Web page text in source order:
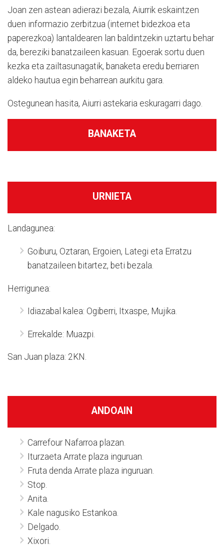
Joan zen astean adierazi bezala, Aiurrik eskaintzen
duen informazio zerbitzua (internet bidezkoa eta
paperezkoa) lantaldearen lan baldintzekin uztartu behar
da, bereziki banatzaileen kasuan. Egoerak sortu duen
kezka eta zailtasunagatik, banaketa eredu berriaren
aldeko hautua egin beharrean aurkitu gara.
Ostegunean hasita, Aiurri astekaria eskuragarri dago.
BANAKETA
URNIETA
Landagunea:
Goiburu, Oztaran, Ergoien, Lategi eta Erratzu
banatzaileen bitartez, beti bezala.
Herrigunea:
Idiazabal kalea: Ogiberri, Itxaspe, Mujika.
Errekalde: Muazpi.
San Juan plaza: 2KN.
ANDOAIN
Carrefour Nafarroa plazan.
Iturzaeta Arrate plaza inguruan.
Fruta denda Arrate plaza inguruan.
Stop.
Anita.
Kale nagusiko Estankoa.
Delgado.
Xixori.